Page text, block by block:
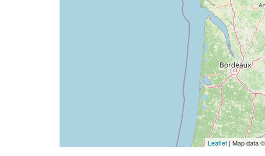
Leaflet| Map data ©